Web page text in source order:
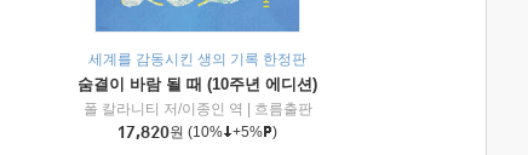
미래엔아이세움
세계를 감동시킨 생의 기록 한정판
숨결이 바람 될 때 (10주년 에디션)
폴 칼라니티 저/이종인 역
흐름출판
17,820원 (10% +5% )